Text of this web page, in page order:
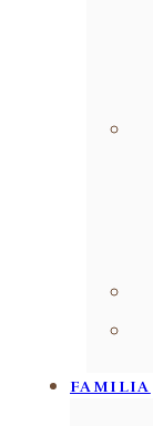
FAMILIA